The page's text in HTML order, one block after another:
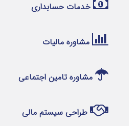
خدمات حسابداری
مشاوره مالیات
مشاوره تامین اجتماعی
طراحی سیستم مالی